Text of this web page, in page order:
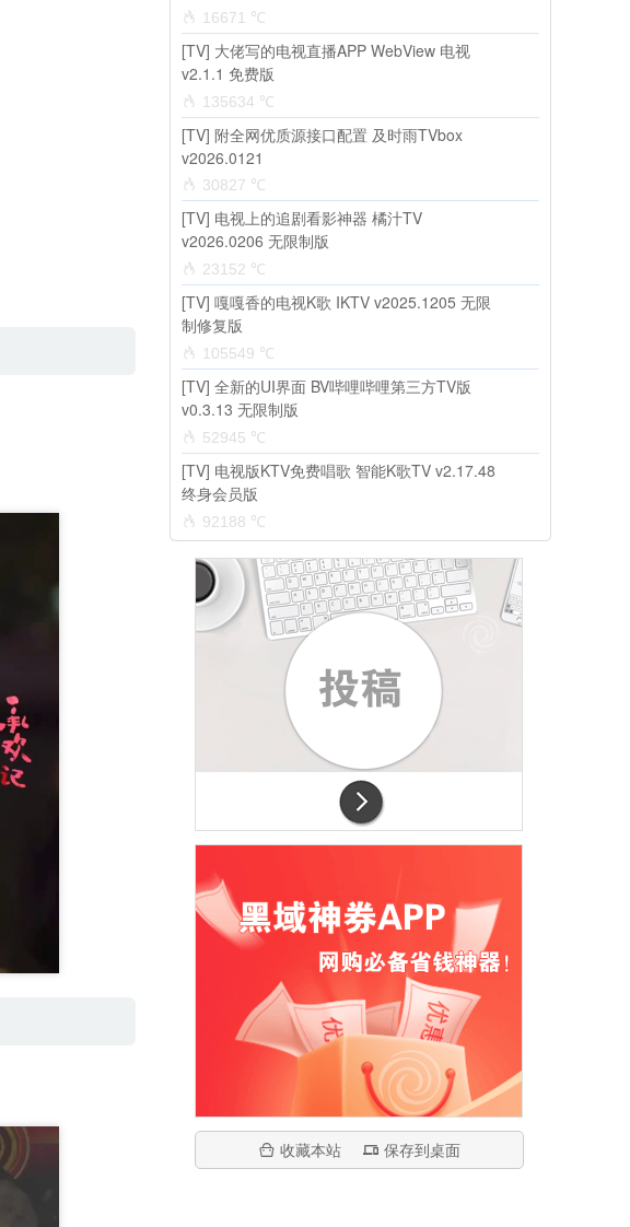
16671 ℃
[TV] 大佬写的电视直播APP WebView 电视
v2.1.1 免费版
135634 ℃
[TV] 附全网优质源接口配置 及时雨TVbox
v2026.0121
30827 ℃
[TV] 电视上的追剧看影神器 橘汁TV
v2026.0206 无限制版
23152 ℃
[TV] 嘎嘎香的电视K歌 IKTV v2025.1205 无限
制修复版
105549 ℃
[TV] 全新的UI界面 BV哔哩哔哩第三方TV版
v0.3.13 无限制版
52945 ℃
[TV] 电视版KTV免费唱歌 智能K歌TV v2.17.48
终身会员版
92188 ℃
收藏本站 保存到桌面